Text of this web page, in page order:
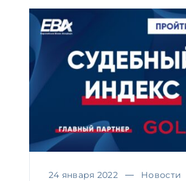
24 января 2022 Новости